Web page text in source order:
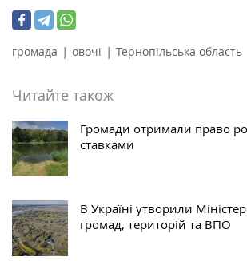
громада | овочі | Тернопільська область
Читайте також
Громади отримали право
ставками
В Україні утворили
громад, територій та ВПО